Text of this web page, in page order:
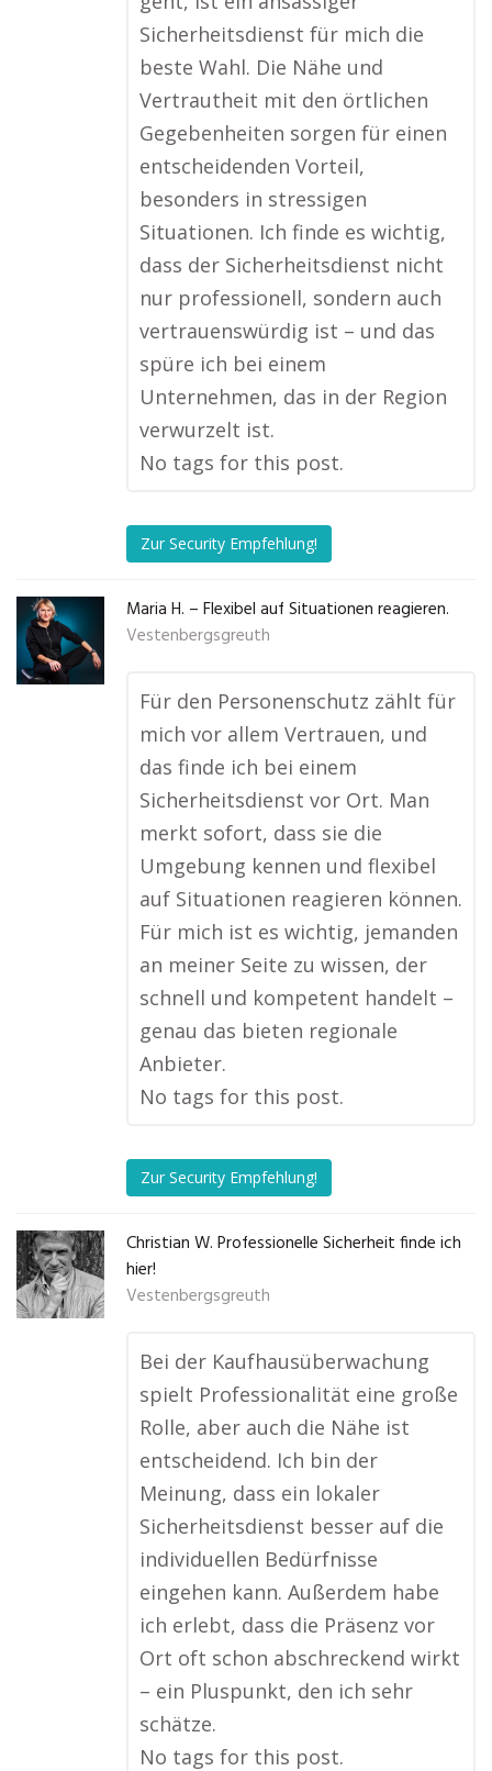
Sicherheitsdienst für mich die
beste Wahl. Die Nähe und
Vertrautheit mit den örtlichen
Gegebenheiten sorgen für einen
entscheidenden Vorteil,
besonders in stressigen
Situationen. Ich finde es wichtig,
dass der Sicherheitsdienst nicht
nur professionell, sondern auch
vertrauenswürdig ist – und das
spüre ich bei einem
Unternehmen, das in der Region
verwurzelt ist.
No tags for this post.
Zur Security Empfehlung!
Maria H. – Flexibel auf Situationen reagieren.
Vestenbergsgreuth
Für den Personenschutz zählt für
mich vor allem Vertrauen, und
das finde ich bei einem
Sicherheitsdienst vor Ort. Man
merkt sofort, dass sie die
Umgebung kennen und flexibel
auf Situationen reagieren können.
Für mich ist es wichtig, jemanden
an meiner Seite zu wissen, der
schnell und kompetent handelt –
genau das bieten regionale
Anbieter.
No tags for this post.
Zur Security Empfehlung!
Christian W. Professionelle Sicherheit finde ich
hier!
Vestenbergsgreuth
Bei der Kaufhausüberwachung
spielt Professionalität eine große
Rolle, aber auch die Nähe ist
entscheidend. Ich bin der
Meinung, dass ein lokaler
Sicherheitsdienst besser auf die
individuellen Bedürfnisse
eingehen kann. Außerdem habe
ich erlebt, dass die Präsenz vor
Ort oft schon abschreckend wirkt
– ein Pluspunkt, den ich sehr
schätze.
No tags for this post.